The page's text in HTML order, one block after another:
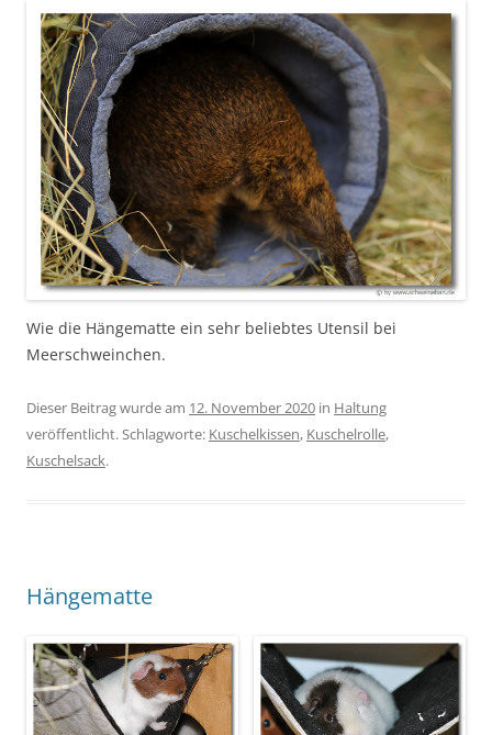
Wie die Hängematte ein sehr beliebtes Utensil bei
Meerschweinchen.
Dieser Beitrag wurde am 12. November 2020 in Haltung
veröffentlicht. Schlagworte: Kuschelkissen, Kuschelrolle,
Kuschelsack.
Hängematte